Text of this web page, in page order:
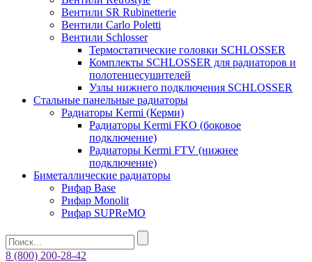
Вентили SR Rubinetterie
Вентили Carlo Poletti
Вентили Schlosser
Термостатические головки SCHLOSSER
Комплекты SCHLOSSER для радиаторов и
полотенцесушителей
Узлы нижнего подключения SCHLOSSER
Стальные панельные радиаторы
Радиаторы Kermi (Керми)
Радиаторы Kermi FKO (боковое
подключение)
Радиаторы Kermi FTV (нижнее
подключение)
Биметаллические радиаторы
Рифар Base
Рифар Monolit
Рифар SUPReMO
8 (800) 200-28-42